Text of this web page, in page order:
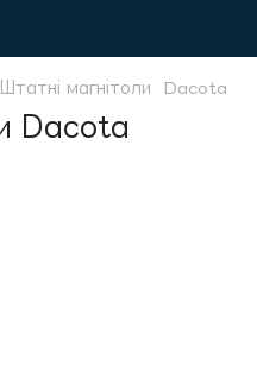
Штатні магнітоли Dacota
Dacota